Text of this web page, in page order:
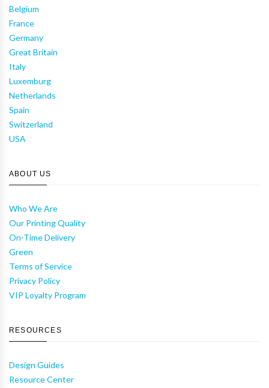
Belgium
France
Germany
Great Britain
Italy
Luxemburg
Netherlands
Spain
Switzerland
USA
ABOUT US
Who We Are
Our Printing Quality
On-Time Delivery
Green
Terms of Service
Privacy Policy
VIP Loyalty Program
RESOURCES
Design Guides
Resource Center